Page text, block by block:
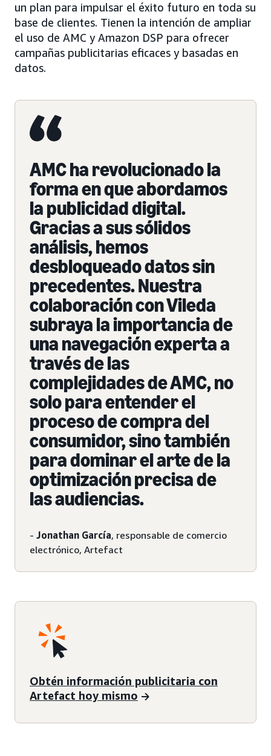
un plan para impulsar el éxito futuro en toda su
base de clientes. Tienen la intención de ampliar
el uso de AMC y Amazon DSP para ofrecer
campañas publicitarias eficaces y basadas en
datos.
AMC ha revolucionado la
forma en que abordamos
la publicidad digital.
Gracias a sus sólidos
análisis, hemos
desbloqueado datos sin
precedentes. Nuestra
colaboración con Vileda
subraya la importancia de
una navegación experta a
través de las
complejidades de AMC, no
solo para entender el
proceso de compra del
consumidor, sino también
para dominar el arte de la
optimización precisa de
las audiencias.
- Jonathan García, responsable de comercio
electrónico, Artefact
Obtén información publicitaria con
Artefact hoy mismo